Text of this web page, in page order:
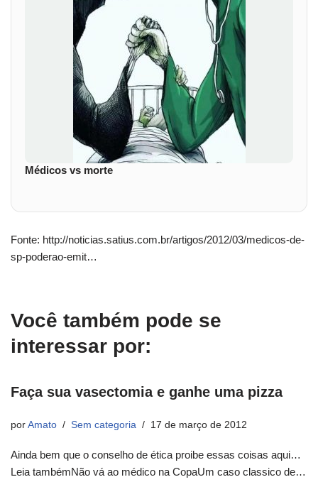
Médicos vs morte
Fonte: http://noticias.satius.com.br/artigos/2012/03/medicos-de-
sp-poderao-emit…
Você também pode se
interessar por:
Faça sua vasectomia e ganhe uma pizza
por Amato Sem categoria 17 de março de 2012
Ainda bem que o conselho de ética proibe essas coisas aqui…
Leia tambémNão vá ao médico na CopaUm caso classico de…